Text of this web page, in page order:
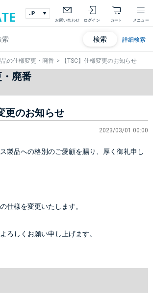
お問い合わせ ログイン カート メニュー
検索 詳細検索
の仕様変更・廃番 > 【TSC】仕様変更のお知らせ
廃番
更のお知らせ
2023/03/01 00:00
製品への格別のご愛顧を賜り、厚く御礼申し
仕様を変更いたします。
ろしくお願い申し上げます。